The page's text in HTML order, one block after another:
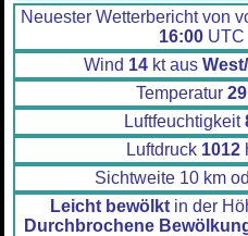
Neuester Wetterbericht von
16:00UTC
Wind 14kt aus
Temperatur 29
Luftfeuchtigkeit
Luftdruck 1012
Sichtweite 10 km
Leicht bewölktin der
Durchbrochene